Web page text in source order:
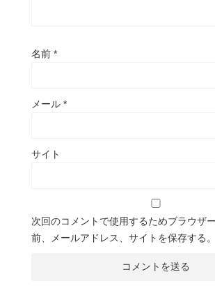
名前 *
メール *
サイト
次回のコメントで使用するためブラウザ
前、メールアドレス、サイトを保存する。